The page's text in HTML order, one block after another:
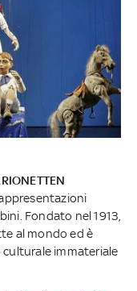
Fondato nel 1913,
al mondo ed è
immateriale